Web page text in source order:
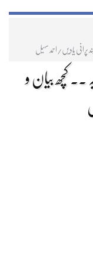
پرانی یادیں/احمد سہیل
۔۔ کچھ بیان و